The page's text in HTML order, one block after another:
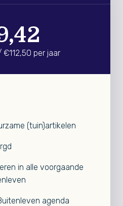
€112,50 per jaar
(tuin)artikelen
in alle voorgaande
agenda